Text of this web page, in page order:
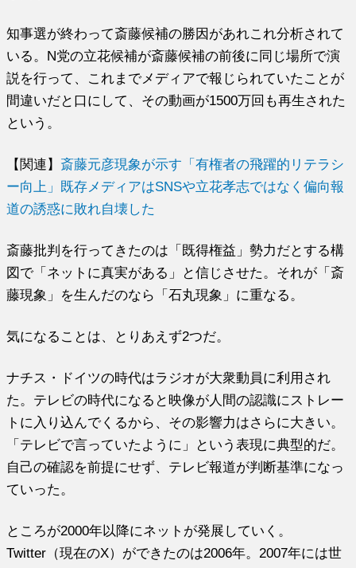
知事選が終わって斎藤候補の勝因があれこれ分析されて
いる。N党の立花候補が斎藤候補の前後に同じ場所で演
説を行って、これまでメディアで報じられていたことが
間違いだと口にして、その動画が1500万回も再生された
という。
【関連】 斎藤元彦現象が示す「有権者の飛躍的リテラシ
ー向上」既存メディアはSNSや立花孝志ではなく偏向報
道の誘惑に敗れ自壊した
斎藤批判を行ってきたのは「既得権益」勢力だとする構
図で「ネットに真実がある」と信じさせた。それが「斎
藤現象」を生んだのなら「石丸現象」に重なる。
気になることは、とりあえず2つだ。
ナチス・ドイツの時代はラジオが大衆動員に利用され
た。テレビの時代になると映像が人間の認識にストレー
トに入り込んでくるから、その影響力はさらに大きい。
「テレビで言っていたように」という表現に典型的だ。
自己の確認を前提にせず、テレビ報道が判断基準になっ
ていった。
ところが2000年以降にネットが発展していく。
Twitter（現在のX）ができたのは2006年。2007年には世